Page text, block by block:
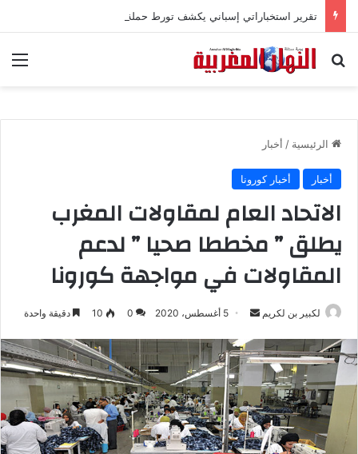
بحث عن
الرئيسية / أخبار
أخبار أخبار كورونا
الاتحاد العام لمقاولات المغرب
يطلق ” مخططا صحيا ” لدعم
المقاولات في مواجهة كورونا
لكبير بن لكريم
س
ل
ب
ر
ي
د
5 أغسطس، 2020 0
10 دقيقة واحدة